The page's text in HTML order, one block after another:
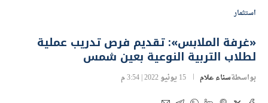
استثمار
«غرفة الملابس»: تقديم فرص تدريب عملية
لطلاب التربية النوعية بعين شمس
بواسطةسناء علام 15 يونيو 2022 | 3:54 م